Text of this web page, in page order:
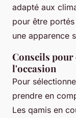
adapté aux
pour être
une apparence
Conseils
l'occasion
Pour
prendre en
Les qamis en